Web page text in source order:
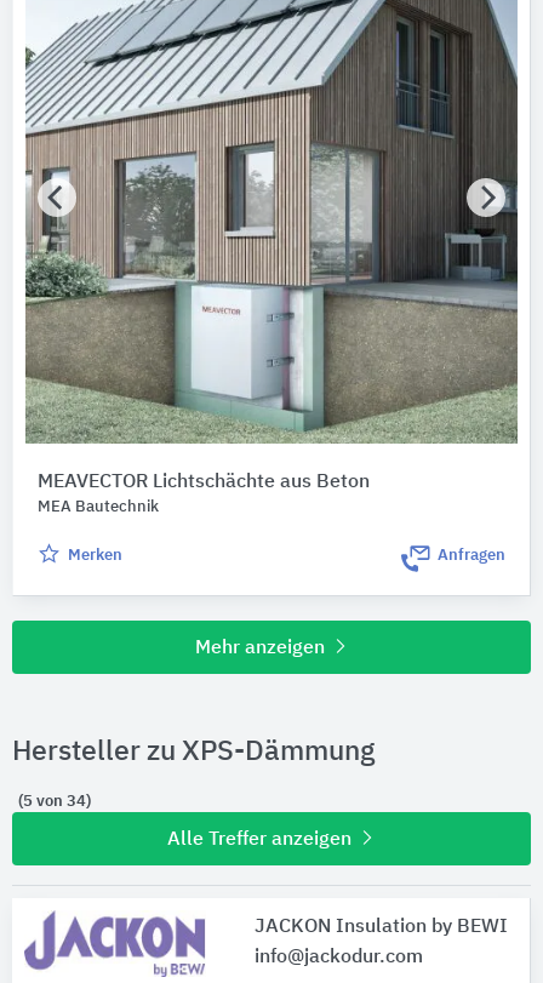
MEAVECTOR Lichtschächte aus Beton
MEA Bautechnik
Merken Anfragen
Mehr anzeigen
Hersteller zu XPS-Dämmung
(5 von 34)
Alle Treffer anzeigen
JACKON Insulation by BEWI
info@jackodur.com